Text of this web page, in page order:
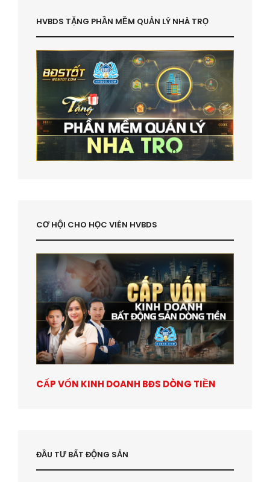
HVBDS TẶNG PHẦN MỀM QUẢN LÝ NHÀ TRỌ
CƠ HỘI CHO HỌC VIÊN HVBDS
CẤP VỐN KINH DOANH BĐS DÒNG TIỀN
ĐẦU TƯ BẤT ĐỘNG SẢN